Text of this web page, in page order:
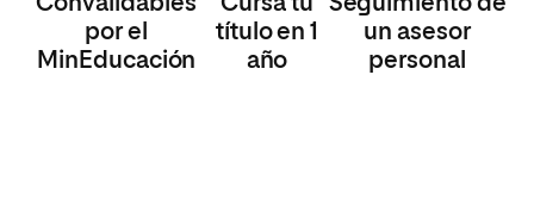
por el
MinEducación
título en 1
año
un asesor
personal